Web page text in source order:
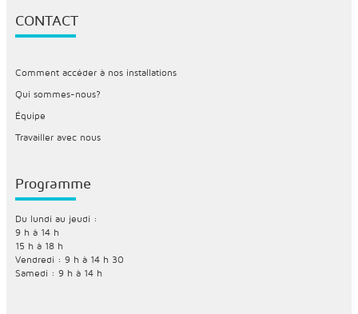
CONTACT
Comment accéder à nos installations
Qui sommes-nous?
Équipe
Travailler avec nous
Programme
Du lundi au jeudi :
9 h à 14 h
15 h à 18 h
Vendredi : 9 h à 14 h 30
Samedi : 9 h à 14 h